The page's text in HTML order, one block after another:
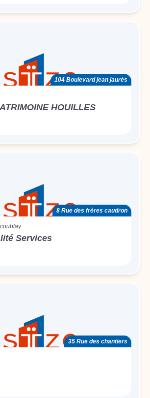
104 Boulevard jean jaurès
HOUILLES
8 Rue des frères caudron
Services
35 Rue des chantiers